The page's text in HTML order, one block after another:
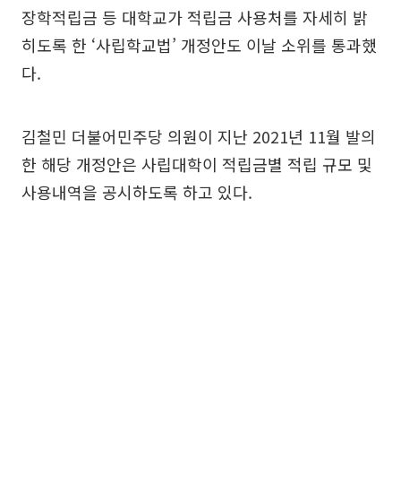
장학적립금 등 대학교가 적립금 사용처를 자세히 밝
히도록 한 ‘사립학교법’ 개정안도 이날 소위를 통과했
다.
김철민 더불어민주당 의원이 지난 2021년 11월 발의
한 해당 개정안은 사립대학이 적립금별 적립 규모 및
사용내역을 공시하도록 하고 있다.